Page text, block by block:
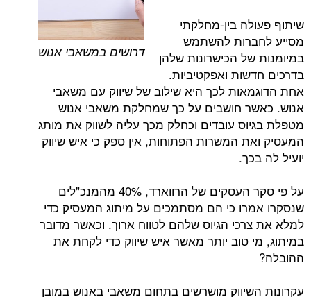
דרושים במשאבי אנוש
בין-מחלקתי
להשתמש
הכישרונות שלהן
ואפקטיביות.
לכך היא שילוב של שיווק עם משאבי
חושבים על כך שמחלקת משאבי אנוש
עובדים וכחלק מכך עליה לשווק את מותג
המשרות הפתוחות, אין ספק כי איש שיווק
על פי סקר העסקים של הרווארד, 40% מהמנכ"לים
כי הם מסתמכים על מיתוג המעסיק כדי
הגיוס שלהם לטווח ארוך. וכאשר מדובר
טוב יותר מאשר איש שיווק כדי לקחת את
מושרשים בתחום משאבי באנוש במובן